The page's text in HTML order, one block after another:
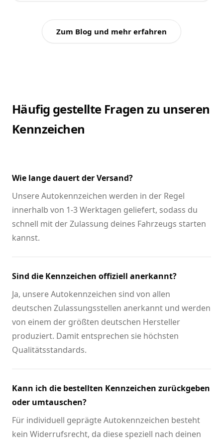
Zum Blog und mehr erfahren
Häufig gestellte Fragen zu unseren
Kennzeichen
Wie lange dauert der Versand?
Unsere Autokennzeichen werden in der Regel
innerhalb von 1-3 Werktagen geliefert, sodass du
schnell mit der Zulassung deines Fahrzeugs starten
kannst.
Sind die Kennzeichen offiziell anerkannt?
Ja, unsere Autokennzeichen sind von allen
deutschen Zulassungsstellen anerkannt und werden
von einem der größten deutschen Hersteller
produziert. Damit entsprechen sie höchsten
Qualitätsstandards.
Kann ich die bestellten Kennzeichen zurückgeben
oder umtauschen?
Für individuell geprägte Autokennzeichen besteht
kein Widerrufsrecht, da diese speziell nach deinen